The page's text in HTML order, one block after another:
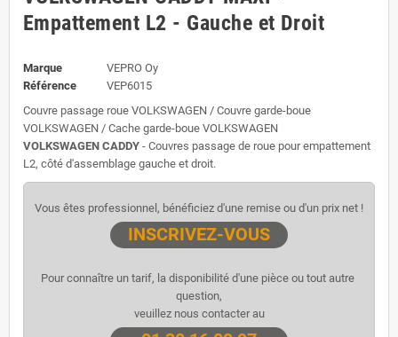
Empattement L2 - Gauche et Droit
Marque
VEPRO Oy
Référence
VEP6015
Couvre passage roue VOLKSWAGEN / Couvre garde-boue
VOLKSWAGEN / Cache garde-boue VOLKSWAGEN
VOLKSWAGEN CADDY - Couvres passage de roue pour empattement
L2, côté d'assemblage gauche et droit.
Vous êtes professionnel, bénéficiez d'une remise ou d'un prix net !
INSCRIVEZ-VOUS
Pour connaître un tarif, la disponibilité d'une pièce ou tout autre
question,
veuillez nous contacter au